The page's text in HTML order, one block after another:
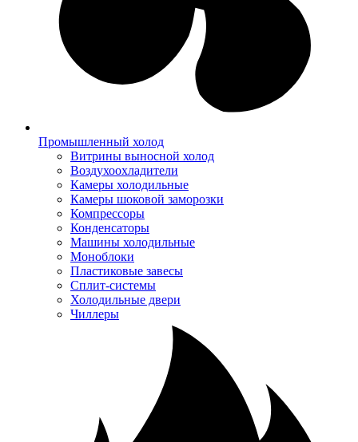
Промышленный холод
Витрины выносной холод
Воздухоохладители
Камеры холодильные
Камеры шоковой заморозки
Компрессоры
Конденсаторы
Машины холодильные
Моноблоки
Пластиковые завесы
Сплит-системы
Холодильные двери
Чиллеры